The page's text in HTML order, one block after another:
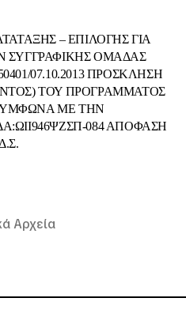
– ΕΠΙΛΟΓΗΣ ΓΙΑ
ΣΥΓΓΡΑΦΙΚΗΣ ΟΜΑΔΑΣ
07.10.2013 ΠΡΟΣΚΛΗΣΗ
ΤΟΥ ΠΡΟΓΡΑΜΜΑΤΟΣ
ΜΕ ΤΗΝ
084 ΑΠΟΦΑΣΗ
Δ.Σ.
Αρχεία